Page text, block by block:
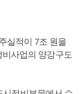
실적이 7조 원을
사업의 양강구도